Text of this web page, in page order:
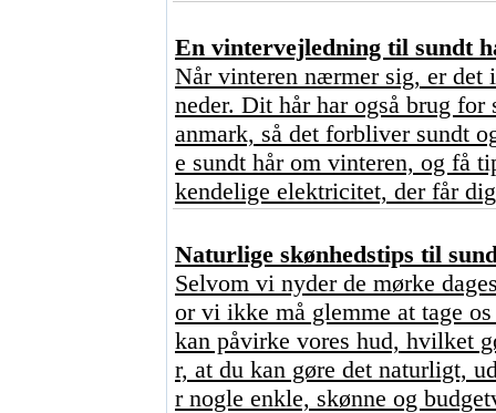
En vintervejledning til sundt
Når vinteren nærmer sig, er det
neder. Dit hår har også brug
anmark, så det forbliver sundt
e sundt hår om vinteren, og få
kendelige elektricitet, der får
Naturlige skønhedstips til
Selvom vi nyder de mørke
or vi ikke må glemme at tage
kan påvirke vores hud, hvilket
r, at du kan gøre det naturligt,
r nogle enkle, skønne og